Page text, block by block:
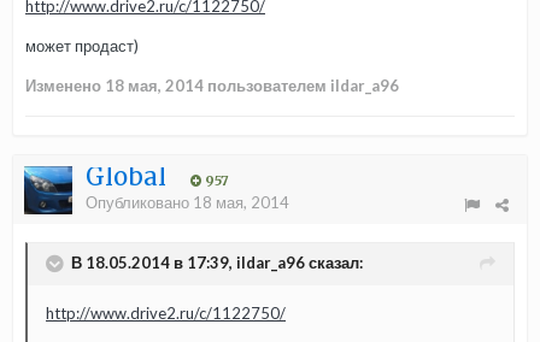
http://www.drive2.ru/c/1122750/
может продаст)
Изменено 18 мая, 2014 пользователем ildar_a96
Global 957
Опубликовано 18 мая, 2014
В 18.05.2014 в 17:39, ildar_a96 сказал:
http://www.drive2.ru/c/1122750/